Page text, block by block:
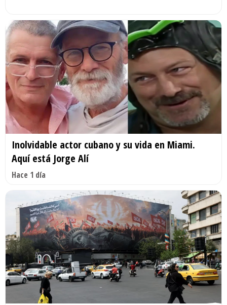
Inolvidable actor cubano y su vida en Miami.
Aquí está Jorge Alí
Hace 1 día